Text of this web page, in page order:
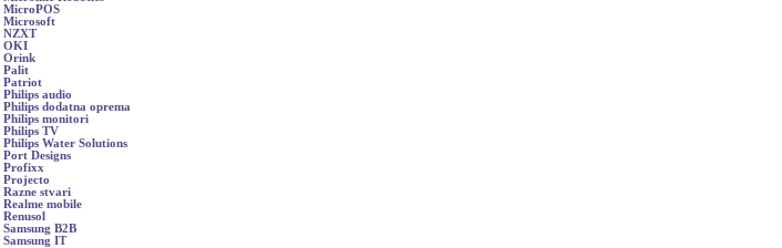
MicroPOS
Microsoft
NZXT
OKI
Orink
Palit
Patriot
Philips audio
Philips dodatna oprema
Philips monitori
Philips TV
Philips Water Solutions
Port Designs
Profixx
Projecto
Razne stvari
Realme mobile
Renusol
Samsung B2B
Samsung IT